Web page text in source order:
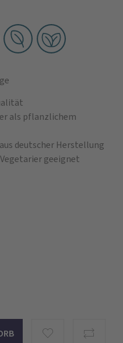
als pflanzlichem
deutscher Herstellung
geeignet